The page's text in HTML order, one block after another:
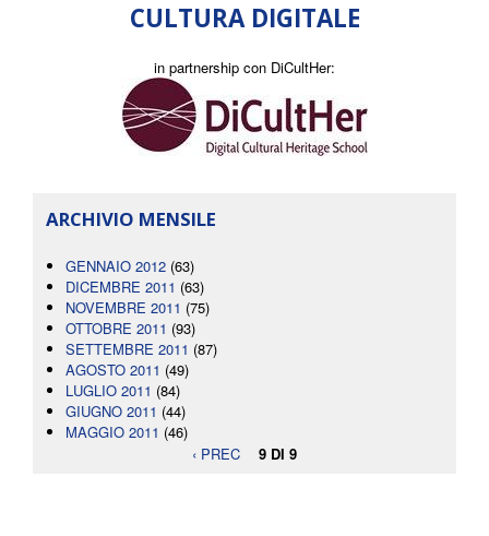
CULTURA DIGITALE
in partnership con DiCultHer:
ARCHIVIO MENSILE
GENNAIO 2012 (63)
DICEMBRE 2011 (63)
NOVEMBRE 2011 (75)
OTTOBRE 2011 (93)
SETTEMBRE 2011 (87)
AGOSTO 2011 (49)
LUGLIO 2011 (84)
GIUGNO 2011 (44)
MAGGIO 2011 (46)
‹ PREC
9 DI 9